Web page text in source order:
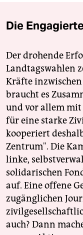
Die
Der drohende
Landtagswahlen
Kräfte
braucht es
und vor allem mit
für eine starke
kooperiert
Zentrum". Die
linke,
solidarischen
auf. Eine offene
zugänglichen
auch? Dann